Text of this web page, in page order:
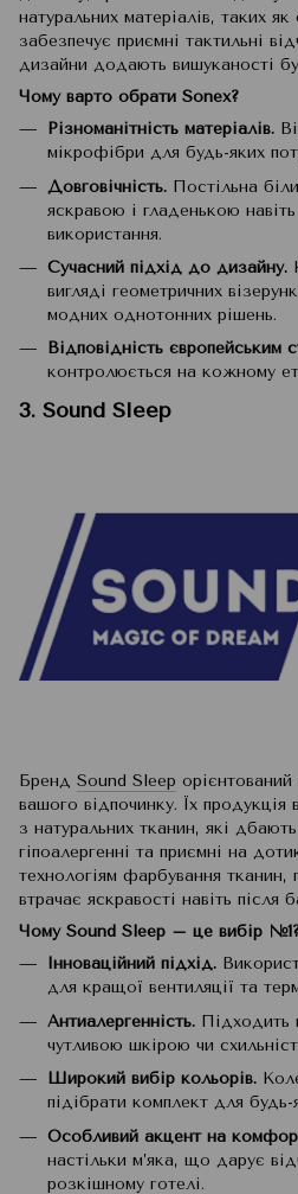
натуральних матеріалів, таких як
забезпечує приємні тактильні
дизайни додають вишуканості
Чому варто обрати Sonex?
Різноманітність матеріалів.
мікрофібри для будь-яких
Довговічність. Постільна
яскравою і гладенькою
використання.
Сучасний підхід до дизайну.
вигляді геометричних
модних однотонних рішень.
Відповідність європейським
контролюється на кожному
3. Sound Sleep
Бренд Sound Sleep
вашого відпочинку. Їх продукція
з натуральних тканин, які
гіпоалергенні та приємні на
технологіям фарбування тканин,
втрачає яскравості навіть після
Чому Sound Sleep – це вибір
Інноваційний підхід.
для кращої вентиляції та
Антиалергенність. Підходить
чутливою шкірою чи
Широкий вибір кольорів.
підібрати комплект для будь-
Особливий акцент на
настільки м’яка, що дарує
розкішному готелі.